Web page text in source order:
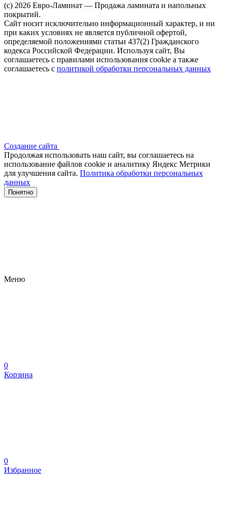
(c) 2026 Евро-Ламинат — Продажа ламината и напольных
покрытий.
Сайт носит исключительно информационный характер, и ни
при каких условиях не является публичной офертой,
определяемой положениями статьи 437(2) Гражданского
кодекса Российской Федерации. Используя сайт, Вы
соглашаетесь с правилами использования cookie а также
соглашаетесь с политикой обработки персональных данных
Создание сайта
Продолжая использовать наш сайт, вы соглашаетесь на
использование файлов сооkіе и аналитику Яндекс Метрики
для улучшения сайта. Политика обработки персональных
данных
Понятно
Меню
0
Корзина
0
Избранное